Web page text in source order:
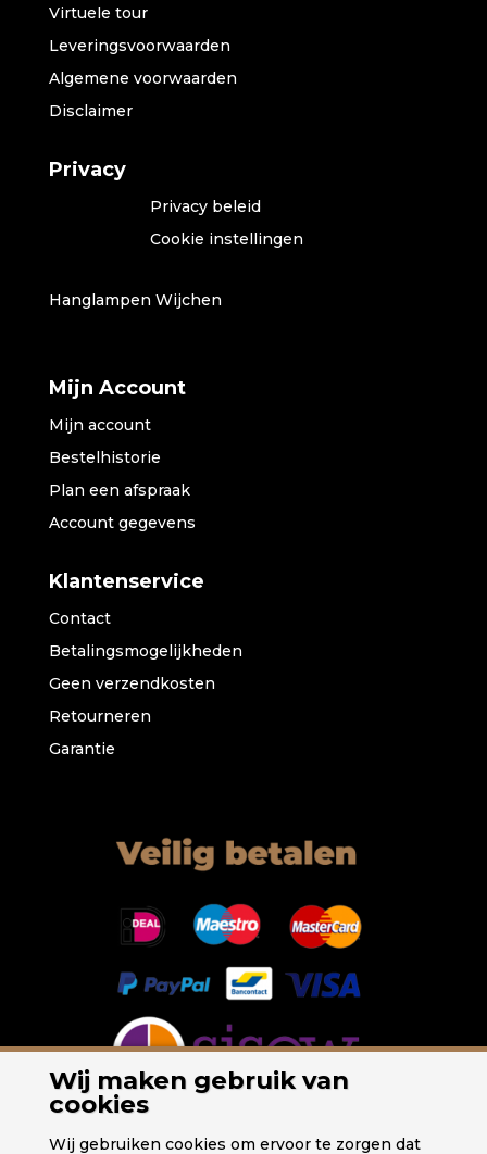
Virtuele tour
Leveringsvoorwaarden
Algemene voorwaarden
Disclaimer
Privacy
Privacy beleid
Cookie instellingen
Hanglampen Wijchen
Mijn Account
Mijn account
Bestelhistorie
Plan een afspraak
Account gegevens
Klantenservice
Contact
Betalingsmogelijkheden
Geen verzendkosten
Retourneren
Garantie
Wij maken gebruik van
cookies
Wij gebruiken cookies om ervoor te zorgen dat